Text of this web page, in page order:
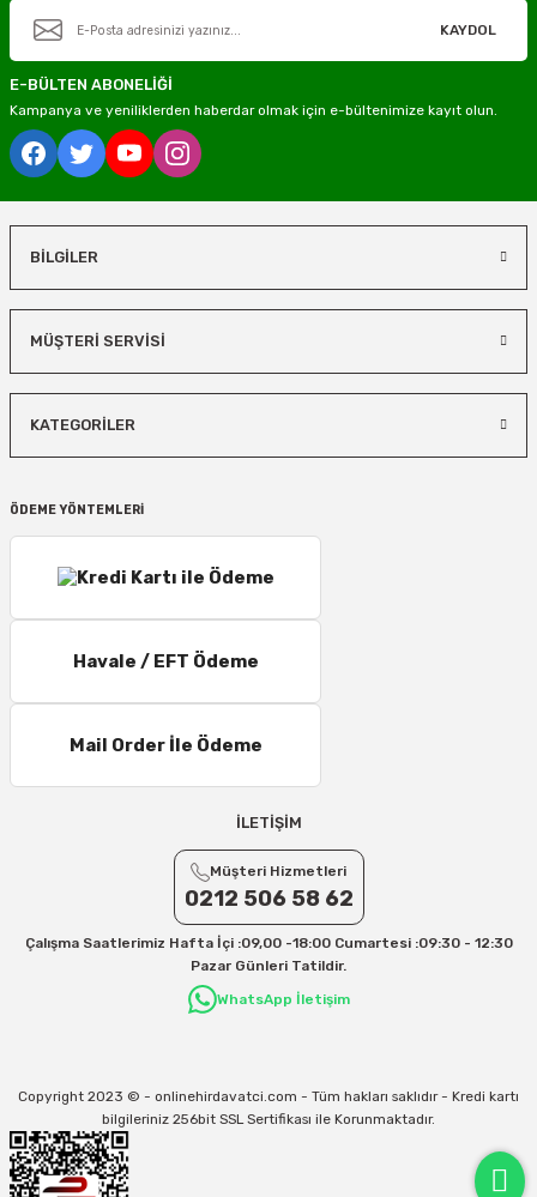
KAYDOL
E-BÜLTEN ABONELİĞİ
Kampanya ve yeniliklerden haberdar olmak için e-bültenimize kayıt olun.
BİLGİLER
MÜŞTERİ SERVİSİ
KATEGORİLER
ÖDEME YÖNTEMLERİ
Havale / EFT Ödeme
Mail Order İle Ödeme
İLETİŞİM
Müşteri Hizmetleri
0212 506 58 62
Çalışma Saatlerimiz Hafta İçi :09,00 -18:00 Cumartesi :09:30 - 12:30
Pazar Günleri Tatildir.
WhatsApp İletişim
Copyright 2023 © - onlinehirdavatci.com - Tüm hakları saklıdır - Kredi kartı
bilgileriniz 256bit SSL Sertifikası ile Korunmaktadır.